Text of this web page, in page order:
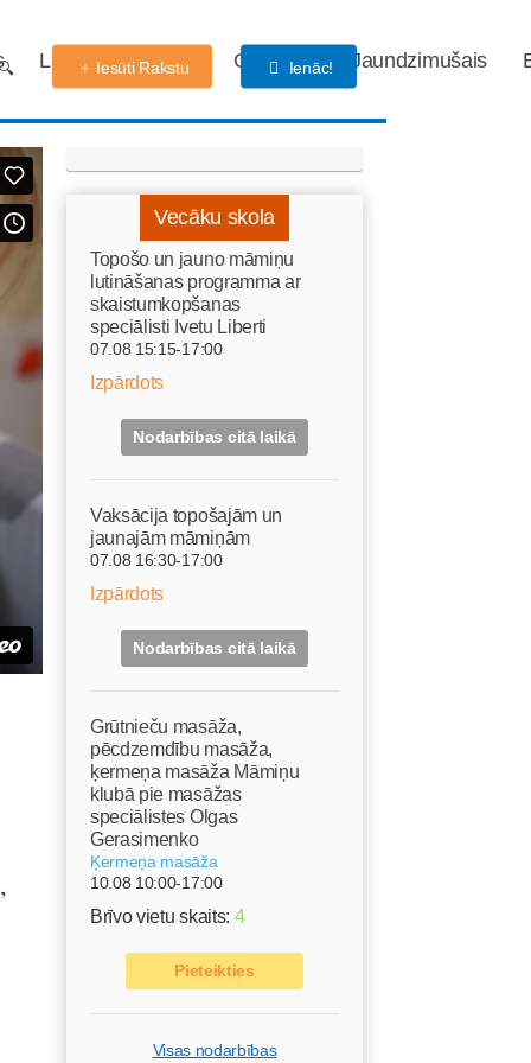
Labdarības fonds Gaidības Jaundzimušais
Iesūti Rakstu Ienāc!
Vecāku skola
Topošo un jauno māmiņu
lutināšanas programma ar
skaistumkopšanas
speciālisti Ivetu Liberti
07.08 15:15-17:00
Izpārdots
Nodarbības citā laikā
Vaksācija topošajām un
jaunajām māmiņām
07.08 16:30-17:00
Izpārdots
Nodarbības citā laikā
Grūtnieču masāža,
pēcdzemdību masāža,
ķermeņa masāža Māmiņu
klubā pie masāžas
speciālistes Olgas
Gerasimenko
Ķermeņa masāža
10.08 10:00-17:00
Brīvo vietu skaits: 4
Pieteikties
Visas nodarbības